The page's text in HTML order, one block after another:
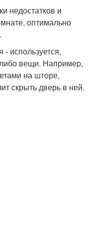
недостатков и
оптимально
используется,
вещи. Например,
на шторе,
скрыть дверь в ней.